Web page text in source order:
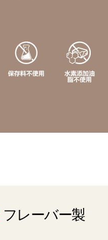
フレーバー製